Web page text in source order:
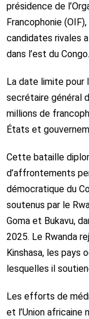
présidence de
Francophonie
candidates rivales
dans l’est du Congo.
La date limite
secrétaire général
millions de
États et
Cette bataille
d’affrontements
démocratique du
soutenus par le
Goma et Bukavu,
2025. Le Rwanda
Kinshasa, les pays
lesquelles il
Les efforts de
et l’Union africaine